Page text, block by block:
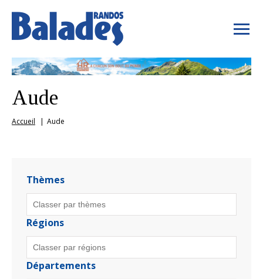
Aude
Accueil Aude
Thèmes
Régions
Départements